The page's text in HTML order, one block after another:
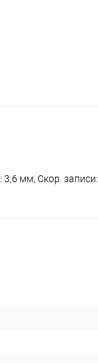
3,6 мм, Скор. записи: